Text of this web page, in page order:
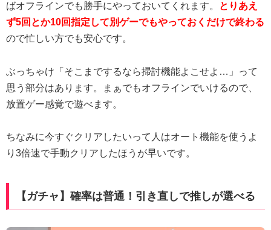
ばオフラインでも勝手にやっておいてくれます。
とりあえ
ず5回とか10回指定して別ゲーでもやっておくだけで終わる
ので忙しい方でも安心です。
ぶっちゃけ「そこまでするなら掃討機能よこせよ…」って
思う部分はあります。まぁでもオフラインでいけるので、
放置ゲー感覚で遊べます。
ちなみに今すぐクリアしたいって人はオート機能を使うよ
り3倍速で手動クリアしたほうが早いです。
【ガチャ】確率は普通！引き直しで推しが選べる